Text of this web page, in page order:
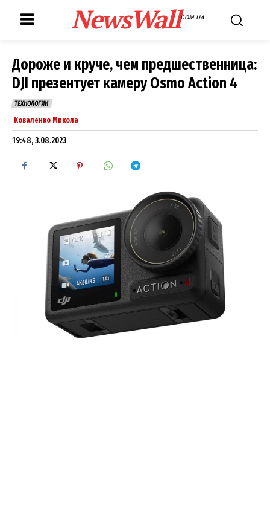
NewsWallCOM.UA
Дороже и круче, чем предшественница:
DJI презентует камеру Osmo Action 4
ТЕХНОЛОГИИ
Коваленко Микола
19:48, 3.08.2023